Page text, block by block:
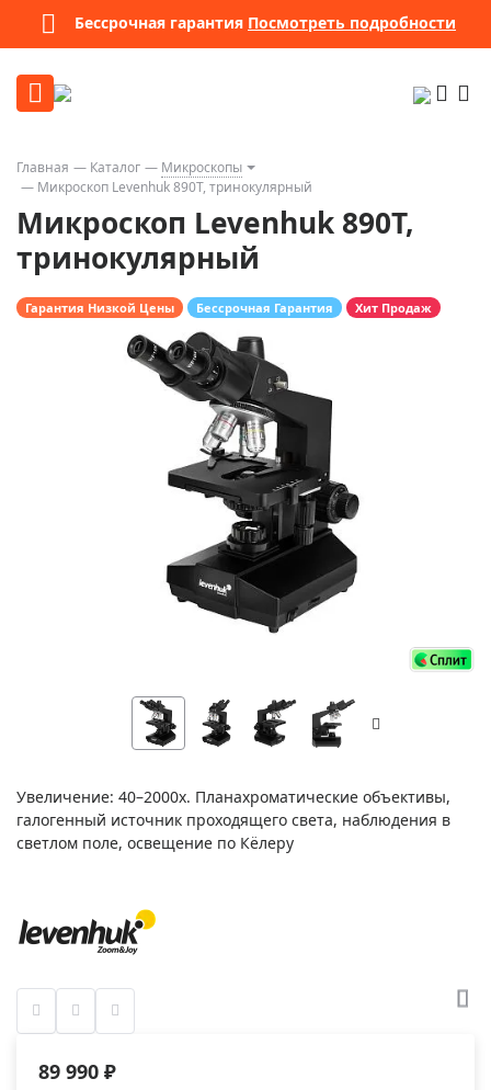
Бессрочная гарантия Посмотреть подробности
Главная Каталог
Микроскопы
Микроскоп Levenhuk 890T, тринокулярный
Микроскоп Levenhuk 890T,
тринокулярный
Гарантия Низкой Цены Бессрочная Гарантия Хит Продаж
Увеличение: 40–2000х. Планахроматические объективы,
галогенный источник проходящего света, наблюдения в
светлом поле, освещение по Кёлеру
89 990 ₽